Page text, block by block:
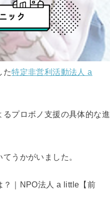
た特定非営利活動法人 a
プロボノ支援の具体的な進
うかがいました。
｜ NPO法人 a little【前